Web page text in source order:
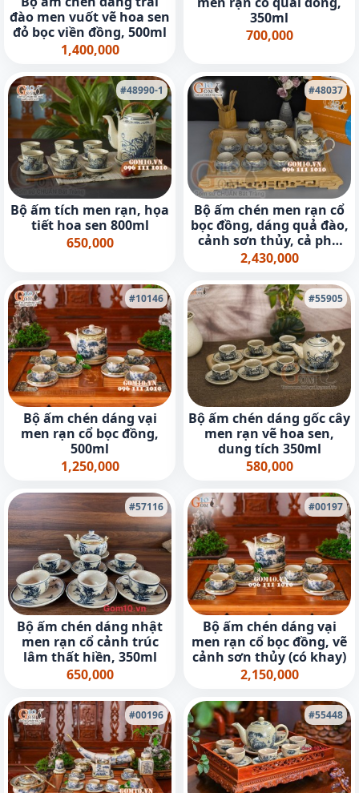
đào men vuốt vẽ hoa sen
đỏ bọc viền đồng, 500ml
1,400,000
350ml
700,000
#48990-1
Bộ ấm tích men rạn, họa
tiết hoa sen 800ml
650,000
#48037
Bộ ấm chén men rạn cổ
bọc đồng, dáng quả đào,
cảnh sơn thủy, cả phụ
kiện
2,430,000
#10146
Bộ ấm chén dáng vại
men rạn cổ bọc đồng,
500ml
1,250,000
#55905
Bộ ấm chén dáng gốc cây
men rạn vẽ hoa sen,
dung tích 350ml
580,000
#57116
Bộ ấm chén dáng nhật
men rạn cổ cảnh trúc
lâm thất hiền, 350ml
650,000
#00197
Bộ ấm chén dáng vại
men rạn cổ bọc đồng, vẽ
cảnh sơn thủy (có khay)
2,150,000
#00196 #55448